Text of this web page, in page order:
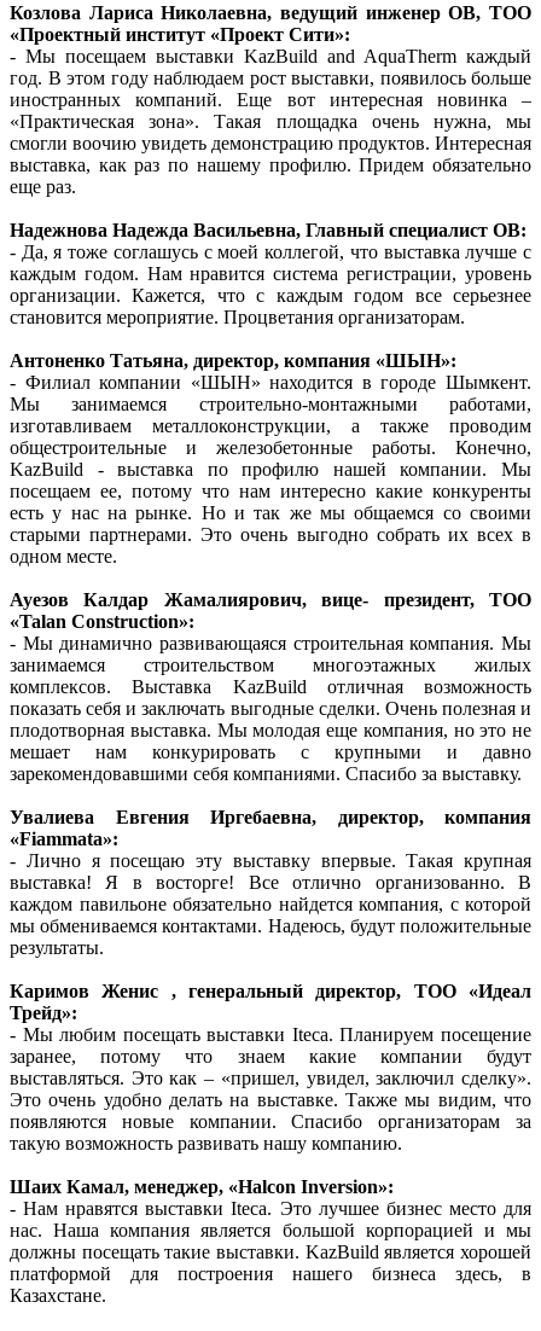
Козлова Лариса Николаевна, ведущий инженер ОВ, ТОО
«Проектный институт «Проект Сити»:
- Мы посещаем выставки KazBuild and AquaTherm каждый
год. В этом году наблюдаем рост выставки, появилось больше
иностранных компаний. Еще вот интересная новинка –
«Практическая зона». Такая площадка очень нужна, мы
смогли воочию увидеть демонстрацию продуктов. Интересная
выставка, как раз по нашему профилю. Придем обязательно
еще раз.
Надежнова Надежда Васильевна, Главный специалист ОВ:
- Да, я тоже соглашусь с моей коллегой, что выставка лучше с
каждым годом. Нам нравится система регистрации, уровень
организации. Кажется, что с каждым годом все серьезнее
становится мероприятие. Процветания организаторам.
Антоненко Татьяна, директор, компания «ШЫН»:
- Филиал компании «ШЫН» находится в городе Шымкент.
Мы занимаемся строительно-монтажными работами,
изготавливаем металлоконструкции, а также проводим
общестроительные и железобетонные работы. Конечно,
KazBuild - выставка по профилю нашей компании. Мы
посещаем ее, потому что нам интересно какие конкуренты
есть у нас на рынке. Но и так же мы общаемся со своими
старыми партнерами. Это очень выгодно собрать их всех в
одном месте.
Ауезов Калдар Жамалиярович, вице- президент, TOO
«Talan Construction»:
- Мы динамично развивающаяся строительная компания. Мы
занимаемся строительством многоэтажных жилых
комплексов. Выставка KazBuild отличная возможность
показать себя и заключать выгодные сделки. Очень полезная и
плодотворная выставка. Мы молодая еще компания, но это не
мешает нам конкурировать с крупными и давно
зарекомендовавшими себя компаниями. Спасибо за выставку.
Увалиева Евгения Иргебаевна, директор, компания
«Fiammata»:
- Лично я посещаю эту выставку впервые. Такая крупная
выставка! Я в восторге! Все отлично организованно. В
каждом павильоне обязательно найдется компания, с которой
мы обмениваемся контактами. Надеюсь, будут положительные
результаты.
Каримов Женис , генеральный директор, ТОО «Идеал
Трейд»:
- Мы любим посещать выставки Iteca. Планируем посещение
заранее, потому что знаем какие компании будут
выставляться. Это как – «пришел, увидел, заключил сделку».
Это очень удобно делать на выставке. Также мы видим, что
появляются новые компании. Спасибо организаторам за
такую возможность развивать нашу компанию.
Шаих Камал, менеджер, «Halcon Inversion»:
- Нам нравятся выставки Iteca. Это лучшее бизнес место для
нас. Наша компания является большой корпорацией и мы
должны посещать такие выставки. KazBuild является хорошей
платформой для построения нашего бизнеса здесь, в
Казахстане.